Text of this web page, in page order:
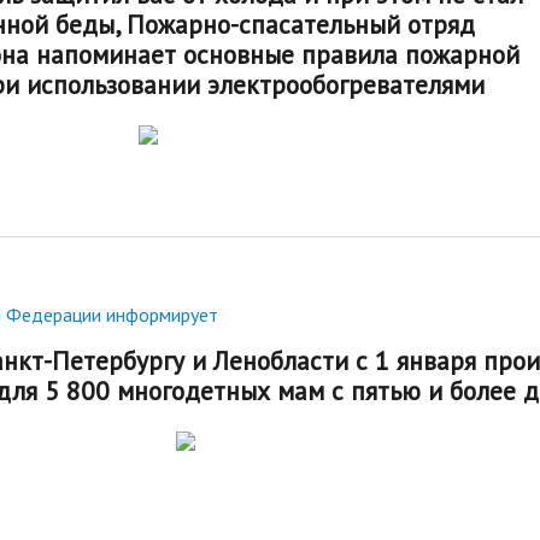
актов
округ»
визиты и
Отчеты
Подведомственные организации
ГО и ЧС, профилактика терроризма
Результаты проверок
Муниципальные программы
Информация для мигрантов
Профилактика правонарушений
2019 год
Протоколы
беды, Пожарно-спасательный отряд
напоминает основные правила пожарной
использовании электрообогревателями
Федерации информирует
Петербургу и Ленобласти с 1 января
5 800 многодетных мам с пятью и более